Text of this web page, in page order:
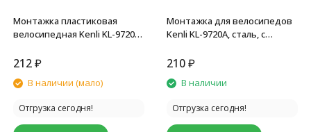
Монтажка пластиковая
велосипедная Kenli KL-9720C,
цветные
212₽
В наличии (мало)
Отгрузка сегодня!
Монтажка для велосипедов
Kenli KL-9720A, сталь, с
серебристые
210₽
В наличии
Отгрузка сегодня!